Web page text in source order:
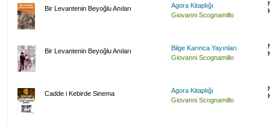
Bir Levantenin Beyoğlu Anıları
Agora Kitaplığı
Giovanni Scognamillo
Bir Levantenin Beyoğlu Anıları
Bilge Karınca Yayınları
Giovanni Scognamillo
Cadde i Kebirde Sinema
Agora Kitaplığı
Giovanni Scognamillo